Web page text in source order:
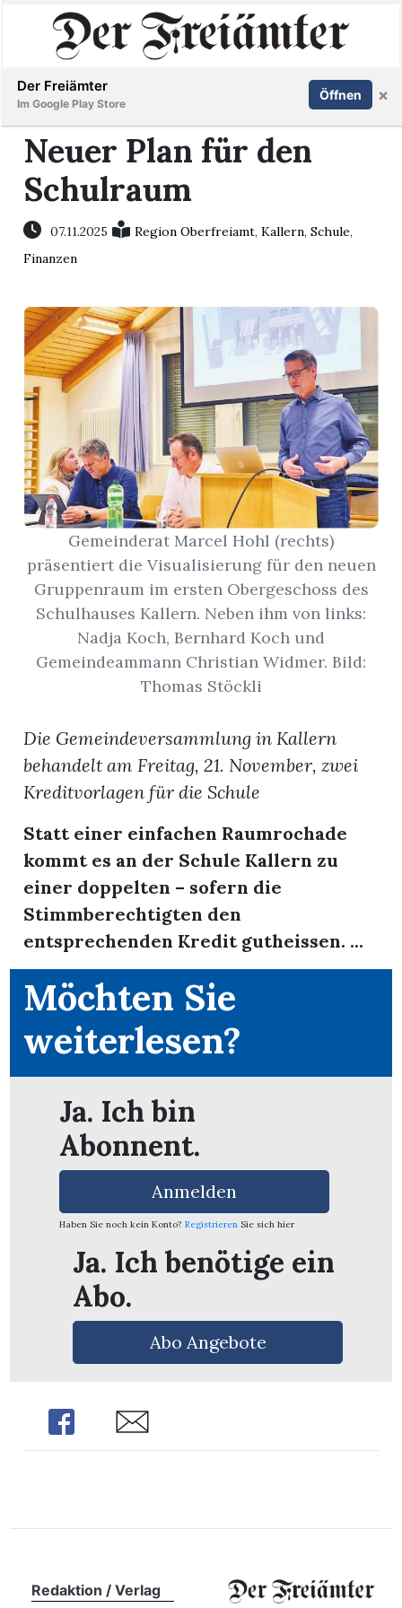
Immobilien
Veranstaltungen
E-
Paper
Newsletter
App
Inserieren Abonnieren Anmelden
Neuer Plan für den
Schulraum
07.11.2025 Region Oberfreiamt,Kallern,Schule,
Finanzen
Gemeinderat Marcel Hohl (rechts)
präsentiert die Visualisierung für den neuen
Gruppenraum im ersten Obergeschoss des
Schulhauses Kallern. Neben ihm von links:
Nadja Koch, Bernhard Koch und
Gemeindeammann Christian Widmer. Bild:
Thomas Stöckli
Die Gemeindeversammlung in Kallern
behandelt am Freitag, 21. November, zwei
Kreditvorlagen für die Schule
Statt einer einfachen Raumrochade
kommt es an der Schule Kallern zu
einer doppelten – sofern die
Stimmberechtigten den
entsprechenden Kredit gutheissen. ...
Möchten Sie
weiterlesen?
Ja. Ich bin
Abonnent.
Anmelden
Haben Sie noch kein Konto? Registrieren Sie sich hier
Ja. Ich benötige ein
Abo.
Abo Angebote
Share Share
Redaktion / Verlag
Der Freiämter
Im Google Play Store
Öffnen ×